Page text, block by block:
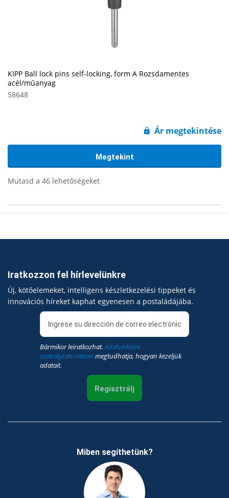
KIPP Ball lock pins self-locking, form A Rozsdamentes
acél/műanyag
58648
Ár megtekintése
Megtekint
Mutasd a 46 lehetőségeket
Iratkozzon fel hírlevelünkre
Új, kötőelemeket, intelligens készletkezelési tippeket és
innovációs híreket kaphat egyenesen a postaládájába.
Bármikor leiratkozhat.Adatvédelmi
szabályzatunkban megtudhatja, hogyan kezeljük
adatait.
Regisztrálj
Miben segíthetünk?